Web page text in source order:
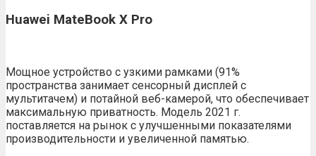
Huawei MateBook X Pro
Мощное устройство с узкими рамками (91%
пространства занимает сенсорный дисплей с
мультитачем) и потайной веб-камерой, что обеспечивает
максимальную приватность. Модель 2021 г.
поставляется на рынок с улучшенными показателями
производительности и увеличенной памятью.